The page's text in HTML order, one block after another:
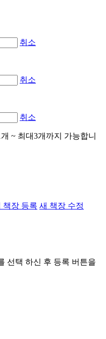
취소
취소
취소
~ 최대3개까지 가능합니
책장 등록 새 책장 수정
선택 하신 후 등록 버튼을